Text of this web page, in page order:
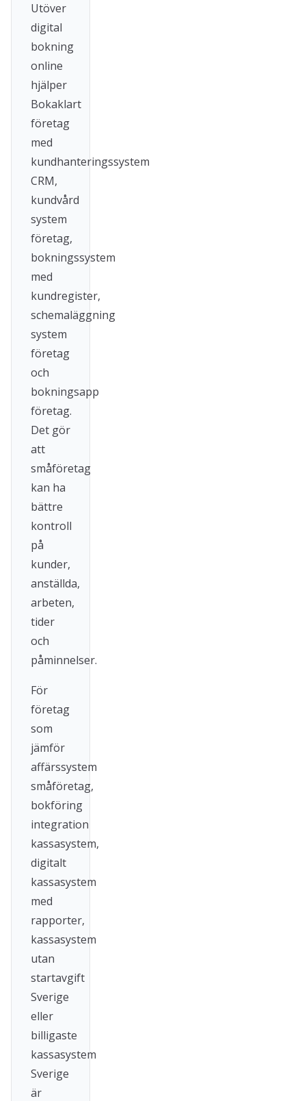
Utöver
digital
bokning
online
hjälper
Bokaklart
företag
med
kundhanteringssystem
CRM,
kundvård
system
företag,
bokningssystem
med
kundregister,
schemaläggning
system
företag
och
bokningsapp
företag.
Det gör
att
småföretag
kan ha
bättre
kontroll
på
kunder,
anställda,
arbeten,
tider
och
påminnelser.
För
företag
som
jämför
affärssystem
småföretag,
bokföring
integration
kassasystem,
digitalt
kassasystem
med
rapporter,
kassasystem
utan
startavgift
Sverige
eller
billigaste
kassasystem
Sverige
är